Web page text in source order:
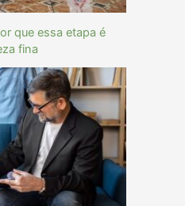
que essa etapa é
fina